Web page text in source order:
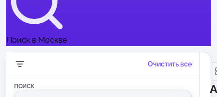
Поиск в Москве
Очистить все
ПОИСК